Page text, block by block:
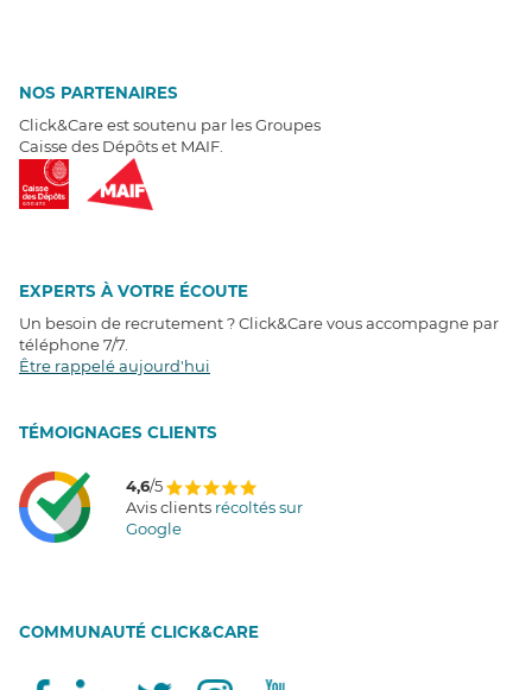
NOS PARTENAIRES
Click&Care est soutenu par les Groupes
Caisse des Dépôts et MAIF.
EXPERTS À VOTRE ÉCOUTE
Un besoin de recrutement ? Click&Care vous accompagne par
téléphone 7/7
Être rappelé aujourd'hui
TÉMOIGNAGES CLIENTS
4,6/5
Avis clients récoltés sur
Google
COMMUNAUTÉ CLICK&CARE